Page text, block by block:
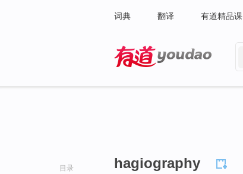
词典 翻译 有道精品课
目录 hagiography